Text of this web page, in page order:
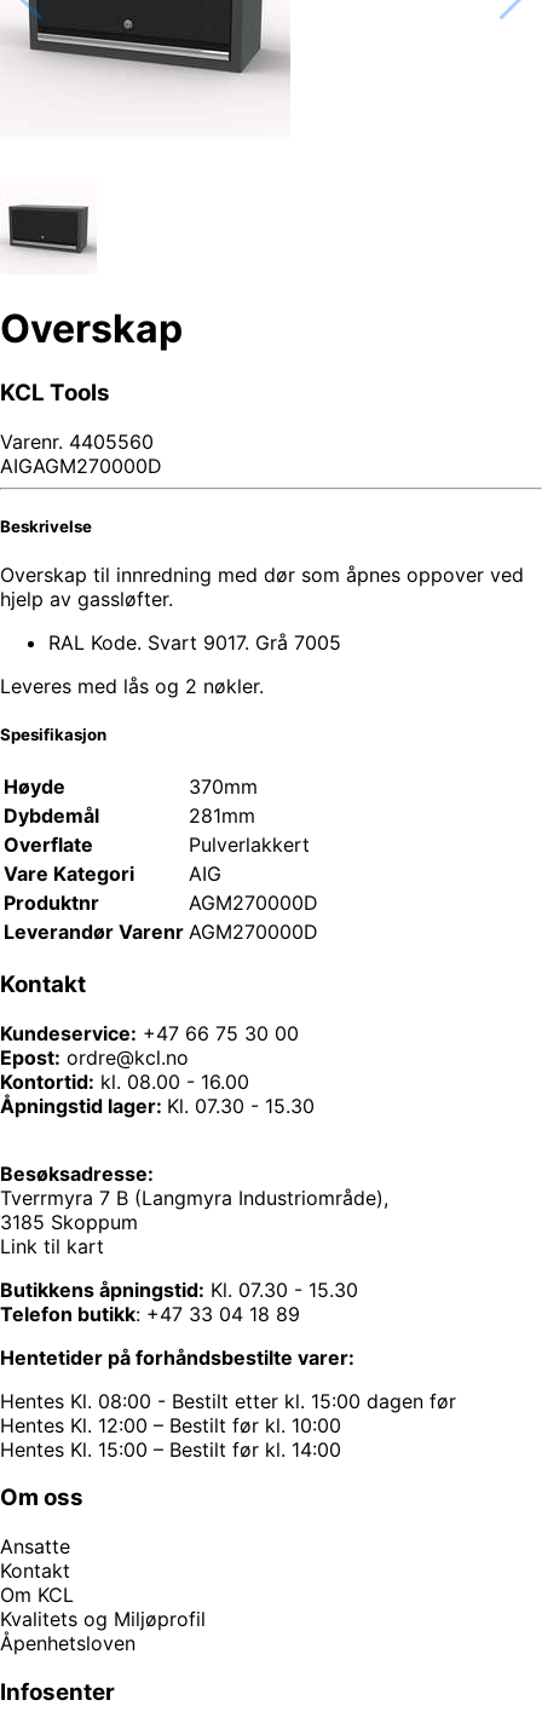
Overskap
KCL Tools
Varenr. 4405560
AIGAGM270000D
Beskrivelse
Overskap til innredning med dør som åpnes oppover ved
hjelp av gassløfter.
RAL Kode. Svart 9017. Grå 7005
Leveres med lås og 2 nøkler.
Spesifikasjon
Høyde
370mm
Dybdemål
281mm
Overflate
Pulverlakkert
Vare Kategori
AIG
Produktnr
AGM270000D
Leverandør Varenr AGM270000D
Kontakt
Kundeservice: +47 66 75 30 00
Epost: ordre@kcl.no
Kontortid: kl. 08.00 - 16.00
Åpningstid lager: Kl. 07.30 - 15.30
Besøksadresse:
Tverrmyra 7 B (Langmyra Industriområde),
3185 Skoppum
Link til kart
Butikkens åpningstid: Kl. 07.30 - 15.30
Telefon butikk: +47 33 04 18 89
Hentetider på forhåndsbestilte varer:
Hentes Kl. 08:00 - Bestilt etter kl. 15:00 dagen før
Hentes Kl. 12:00 – Bestilt før kl. 10:00
Hentes Kl. 15:00 – Bestilt før kl. 14:00
Om oss
Ansatte
Kontakt
Om KCL
Kvalitets og Miljøprofil
Åpenhetsloven
Infosenter